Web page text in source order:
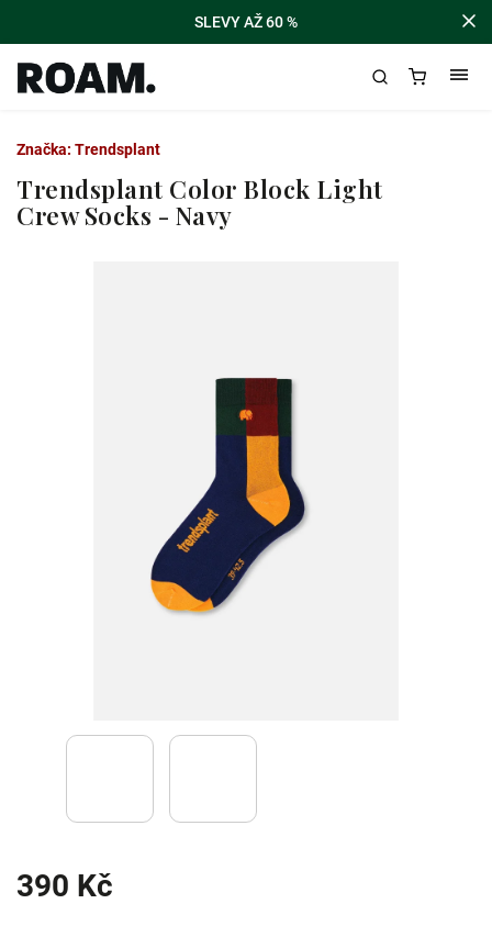
SLEVY AŽ 60 %
Trendsplant Color Block Light
Crew Socks - Navy
390 Kč
Značka: Trendsplant